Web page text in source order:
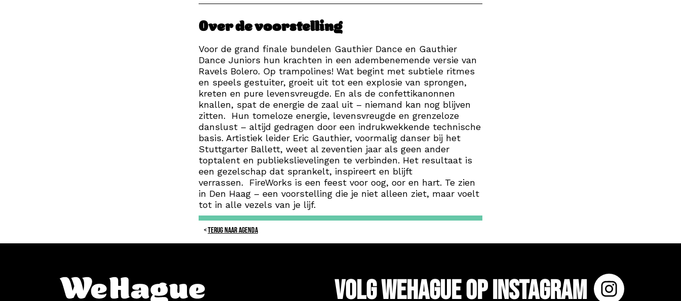
Over de voorstelling
Voor de grand finale bundelen Gauthier Dance en Gauthier
Dance Juniors hun krachten in een adembenemende versie van
Ravels Bolero. Op trampolines! Wat begint met subtiele ritmes
en speels gestuiter, groeit uit tot een explosie van sprongen,
kreten en pure levensvreugde. En als de confettikanonnen
knallen, spat de energie de zaal uit – niemand kan nog blijven
zitten. Hun tomeloze energie, levensvreugde en grenzeloze
danslust – altijd gedragen door een indrukwekkende technische
basis. Artistiek leider Eric Gauthier, voormalig danser bij het
Stuttgarter Ballett, weet al zeventien jaar als geen ander
toptalent en publiekslievelingen te verbinden. Het resultaat is
een gezelschap dat sprankelt, inspireert en blijft
verrassen. FireWorks is een feest voor oog, oor en hart. Te zien
in Den Haag – een voorstelling die je niet alleen ziet, maar voelt
tot in alle vezels van je lijf.
TERUG NAAR AGENDA
Volg WeHague op Instagram